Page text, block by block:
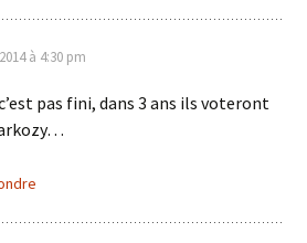
à 4:30 pm
pas fini, dans 3 ans ils voteront